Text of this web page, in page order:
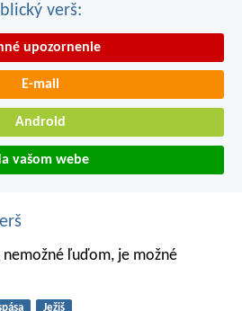
verš:
upozornenie
E-mail
Android
vašom webe
ľuďom, je možné
Ježiš